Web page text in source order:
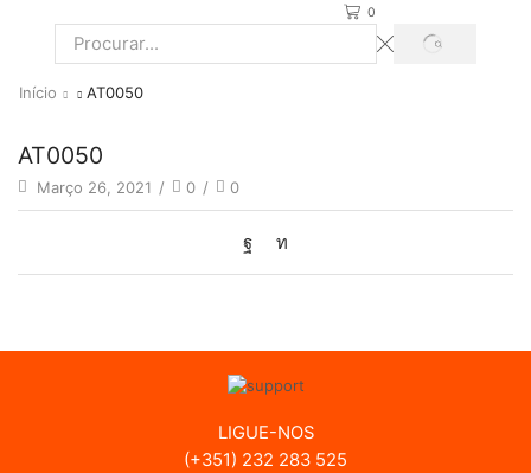
0
Search
PROCURAR
Início AT0050
AT0050
Março 26, 2021 / 0 / 0
LIGUE-NOS
(+351) 232 283 525